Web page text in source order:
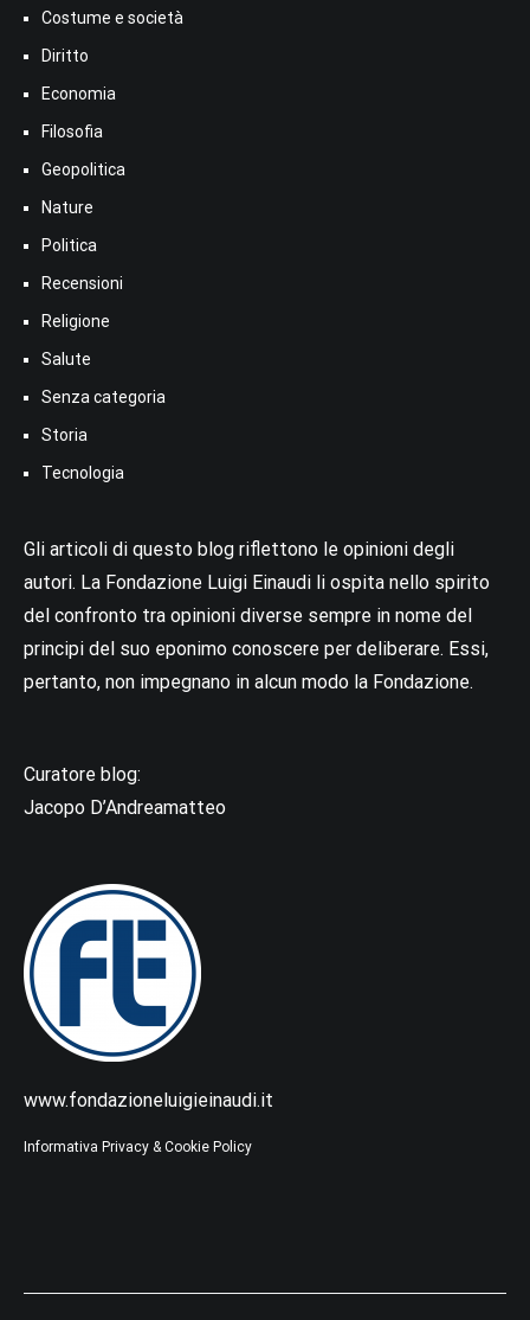
Costume e società
Diritto
Economia
Filosofia
Geopolitica
Nature
Politica
Recensioni
Religione
Salute
Senza categoria
Storia
Tecnologia
Gli articoli di questo blog riflettono le opinioni degli
autori. La Fondazione Luigi Einaudi li ospita nello spirito
del confronto tra opinioni diverse sempre in nome del
principi del suo eponimo conoscere per deliberare. Essi,
pertanto, non impegnano in alcun modo la Fondazione.
Curatore blog:
Jacopo D’Andreamatteo
www.fondazioneluigieinaudi.it
Informativa Privacy & Cookie Policy